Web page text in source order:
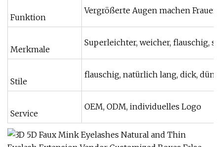
Funktion
Vergrößerte Augen machen
Merkmale
Superleichter, weicher, flauschig,
Stile
flauschig, natürlich lang, dick,
Service
OEM, ODM, individuelles Logo